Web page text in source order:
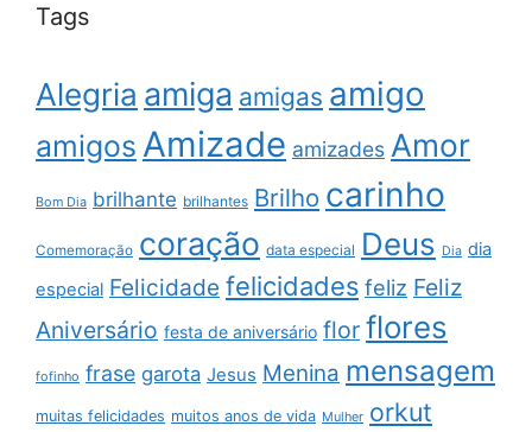
Tags
Alegria amiga amigas amigo
amigos Amizade amizades Amor
Bom Dia brilhante brilhantes Brilho carinho
Comemoração coração data especial Deus Dia dia
especial Felicidade felicidades feliz Feliz
Aniversário festa de aniversário flor flores
fofinho frase garota Jesus Menina mensagem
muitas felicidades muitos anos de vida Mulher orkut